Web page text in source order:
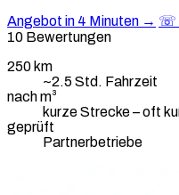
Angebot in 4 Minuten → ☏
10 Bewertungen
250 km
~2.5 Std. Fahrzeit
nach m³
kurze Strecke – oft
geprüft
Partnerbetriebe